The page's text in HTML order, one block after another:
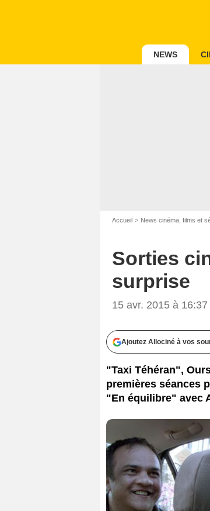
NEWS
Accueil News cinéma, films et
Sorties
surprise
15 avr. 2015 à 16:37
Ajoutez Allociné à vos
"Taxi Téhéran",
premières séances
"En équilibre" avec